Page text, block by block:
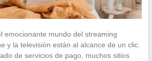
emocionante mundo del streaming
y la televisión están al alcance de un clic.
de servicios de pago, muchos sitios